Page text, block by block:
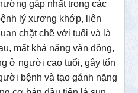
gặp nhất trong các
lý xương khớp, liên
chặt chẽ với tuổi và là
mất khả năng vận động,
ở người cao tuổi, gây tổn
bệnh và tạo gánh nặng